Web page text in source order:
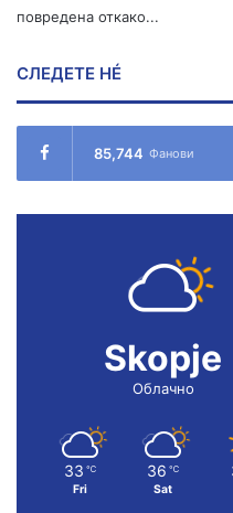
повредена откако...
СЛЕДЕТЕ НÉ
85,744 Фанови
Skopje
Облачно
33 ℃
Fri
36 ℃
Sat